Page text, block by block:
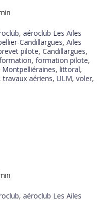
, aéroclub Les Ailes
Candillargues, Ailes
pilote, Candillargues,
, formation pilote,
Montpelliéraines, littoral,
,travaux aériens, ULM, voler,
, aéroclub Les Ailes